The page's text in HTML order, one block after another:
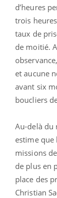
d’heures
trois
taux de
de moitié.
et aucune
avant six
boucliers
Au-delà du
estime que
missions
de plus en
place des
Christian